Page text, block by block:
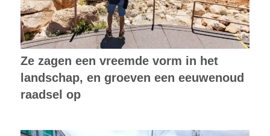
Ze zagen een vreemde vorm in het
landschap, en groeven een eeuwenoud
raadsel op